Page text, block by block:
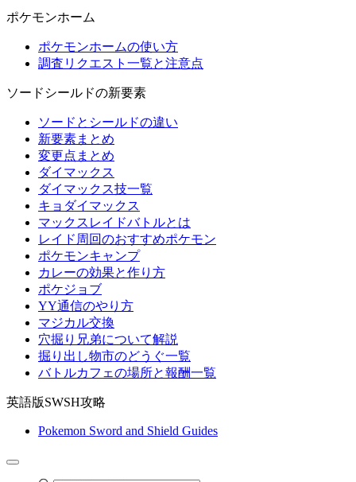
ポケモンホーム
ポケモンホームの使い方
調査リクエスト一覧と注意点
ソードシールドの新要素
ソードとシールドの違い
新要素まとめ
変更点まとめ
ダイマックス
ダイマックス技一覧
キョダイマックス
マックスレイドバトルとは
レイド周回のおすすめポケモン
ポケモンキャンプ
カレーの効果と作り方
ポケジョブ
YY通信のやり方
マジカル交換
穴掘り兄弟について解説
掘り出し物市のどうぐ一覧
バトルカフェの場所と報酬一覧
英語版SWSH攻略
Pokemon Sword and Shield Guides